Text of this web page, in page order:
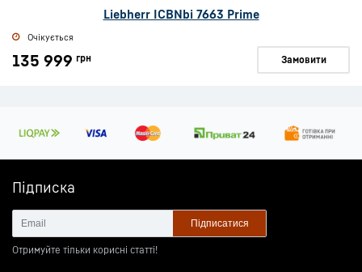
Liebherr ICBNbi 7663 Prime
Очікується
135 999 грн Замовити
Підписка
Підписатися
Отримуйте тільки корисні статті!